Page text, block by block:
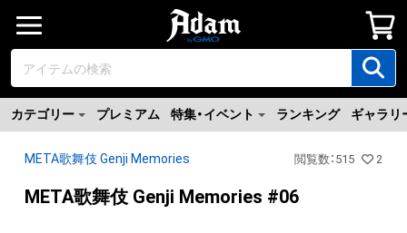
カテゴリー プレミアム 特集・イベント ランキング ギャラリ
META歌舞伎 Genji Memories 閲覧数 ： 515 2
META歌舞伎 Genji Memories #06